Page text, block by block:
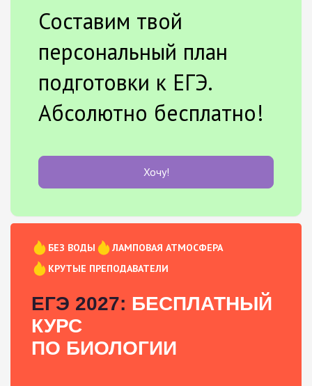
Составим твой
персональный план
подготовки к ЕГЭ.
Абсолютно бесплатно!
Хочу!
БЕЗ ВОДЫ
ЛАМПОВАЯ АТМОСФЕРА
КРУТЫЕ ПРЕПОДАВАТЕЛИ
ЕГЭ 2027: БЕСПЛАТНЫЙ
КУРС
ПО БИОЛОГИИ